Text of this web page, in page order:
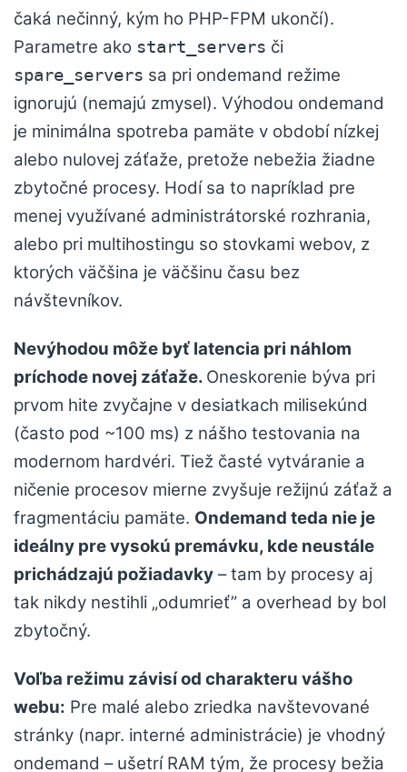
čaká nečinný, kým ho PHP-FPM ukončí).
Parametre ako start_servers či
spare_servers sa pri ondemand režime
ignorujú (nemajú zmysel). Výhodou ondemand
je minimálna spotreba pamäte v období nízkej
alebo nulovej záťaže, pretože nebežia žiadne
zbytočné procesy. Hodí sa to napríklad pre
menej využívané administrátorské rozhrania,
alebo pri multihostingu so stovkami webov, z
ktorých väčšina je väčšinu času bez
návštevníkov.
Nevýhodou môže byť latencia pri náhlom
príchode novej záťaže. Oneskorenie býva pri
prvom hite zvyčajne v desiatkach milisekúnd
(často pod ~100 ms) z nášho testovania na
modernom hardvéri. Tiež časté vytváranie a
ničenie procesov mierne zvyšuje režijnú záťaž a
fragmentáciu pamäte. Ondemand teda nie je
ideálny pre vysokú premávku, kde neustále
prichádzajú požiadavky – tam by procesy aj
tak nikdy nestihli „odumrieť” a overhead by bol
zbytočný.
Voľba režimu závisí od charakteru vášho
webu: Pre malé alebo zriedka navštevované
stránky (napr. interné administrácie) je vhodný
ondemand – ušetrí RAM tým, že procesy bežia